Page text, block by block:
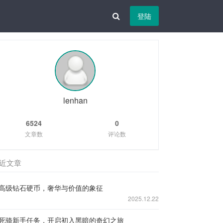
登陆
lenhan
6524
文章数
0
评论数
文章
级钻石硬币，奢华与价值的象征
2025.12.22
骑新手任务，开启初入黑暗的奇幻之旅